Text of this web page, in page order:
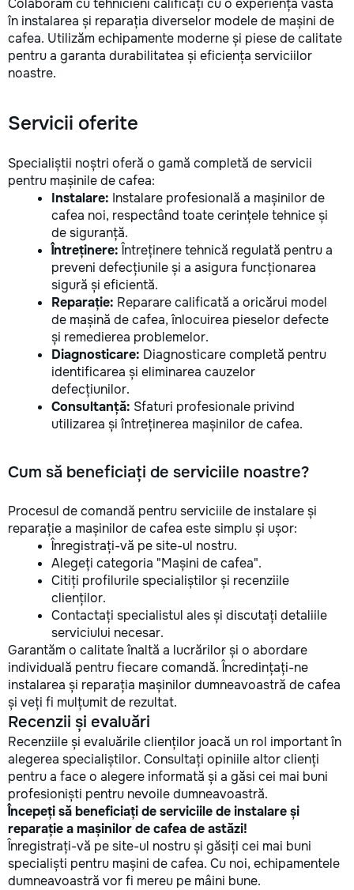
Colaborăm cu tehnicieni calificați cu o experiență vastă
în instalarea și reparația diverselor modele de mașini de
cafea. Utilizăm echipamente moderne și piese de calitate
pentru a garanta durabilitatea și eficiența serviciilor
noastre.
Servicii oferite
Specialiștii noștri oferă o gamă completă de servicii
pentru mașinile de cafea:
Instalare: Instalare profesională a mașinilor de
cafea noi, respectând toate cerințele tehnice și
de siguranță.
Întreținere: Întreținere tehnică regulată pentru a
preveni defecțiunile și a asigura funcționarea
sigură și eficientă.
Reparație: Reparare calificată a oricărui model
de mașină de cafea, înlocuirea pieselor defecte
și remedierea problemelor.
Diagnosticare: Diagnosticare completă pentru
identificarea și eliminarea cauzelor
defecțiunilor.
Consultanță: Sfaturi profesionale privind
utilizarea și întreținerea mașinilor de cafea.
Cum să beneficiați de serviciile noastre?
Procesul de comandă pentru serviciile de instalare și
reparație a mașinilor de cafea este simplu și ușor:
Înregistrați-vă pe site-ul nostru.
Alegeți categoria "Mașini de cafea".
Citiți profilurile specialiștilor și recenziile
clienților.
Contactați specialistul ales și discutați detaliile
serviciului necesar.
Garantăm o calitate înaltă a lucrărilor și o abordare
individuală pentru fiecare comandă. Încredințați-ne
instalarea și reparația mașinilor dumneavoastră de cafea
și veți fi mulțumit de rezultat.
Recenzii și evaluări
Recenziile și evaluările clienților joacă un rol important în
alegerea specialiștilor. Consultați opiniile altor clienți
pentru a face o alegere informată și a găsi cei mai buni
profesioniști pentru nevoile dumneavoastră.
Începeți să beneficiați de serviciile de instalare și
reparație a mașinilor de cafea de astăzi!
Înregistrați-vă pe site-ul nostru și găsiți cei mai buni
specialiști pentru mașini de cafea. Cu noi, echipamentele
dumneavoastră vor fi mereu pe mâini bune.